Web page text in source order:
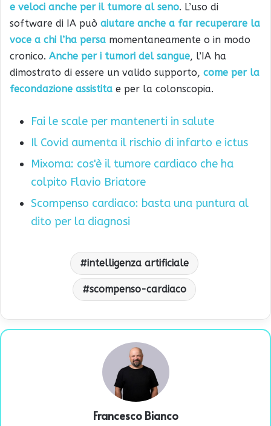
e veloci anche per il tumore al seno. L’uso di
software di IA può aiutare anche a far recuperare la
voce a chi l’ha persa momentaneamente o in modo
cronico. Anche per i tumori del sangue, l’IA ha
dimostrato di essere un valido supporto, come per la
fecondazione assistita e per la colonscopia.
Fai le scale per mantenerti in salute
Il Covid aumenta il rischio di infarto e ictus
Mixoma: cos'è il tumore cardiaco che ha
colpito Flavio Briatore
Scompenso cardiaco: basta una puntura al
dito per la diagnosi
intelligenza artificiale
scompenso-cardiaco
Francesco Bianco